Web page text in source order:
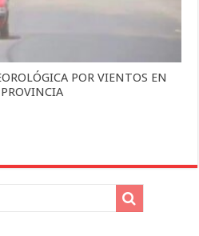
POR VIENTOS EN